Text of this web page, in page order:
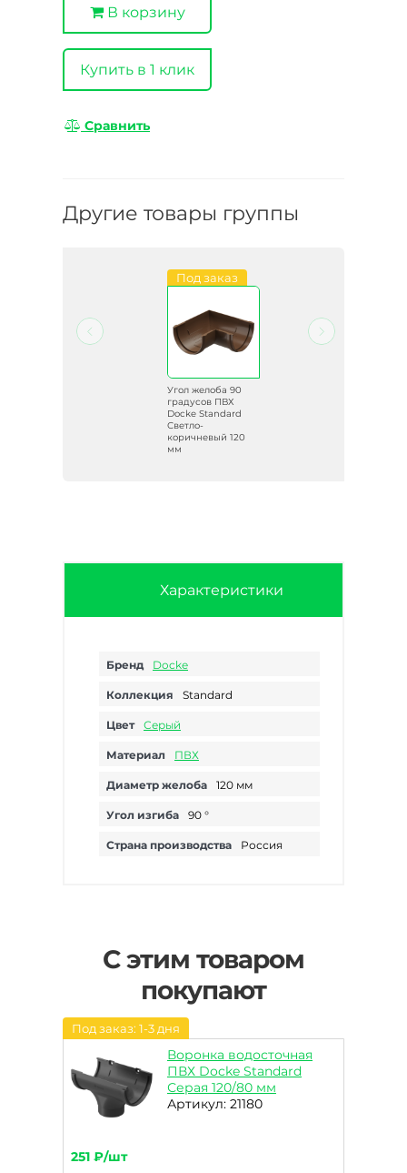
В корзину
Купить в 1 клик
Сравнить
Другие товары группы
Под заказ
Угол желоба 90
градусов ПВХ
Docke Standard
Светло-
коричневый 120
мм
Характеристики
Бренд Docke
Коллекция Standard
Цвет Серый
Материал ПВХ
Диаметр желоба 120 мм
Угол изгиба 90 °
Страна производства Россия
С этим товаром
покупают
Под заказ: 1-3 дня
Воронка водосточная
ПВХ Docke Standard
Серая 120/80 мм
Артикул: 21180
251 ₽/шт